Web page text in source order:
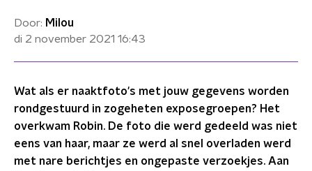
Door: Milou
di 2 november 2021 16:43
Wat als er naaktfoto's met jouw gegevens worden
rondgestuurd in zogeheten exposegroepen? Het
overkwam Robin. De foto die werd gedeeld was niet
eens van haar, maar ze werd al snel overladen werd
met nare berichtjes en ongepaste verzoekjes. Aan